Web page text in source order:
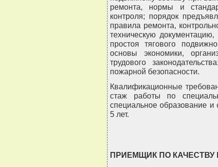
ремонта, нормы и
контроля; порядок
правила ремонта,
техническую
простоя тягового
основы экономики,
трудового
пожарной безопасности.
Квалификационные
стаж работы по
специальное образование
5 лет.
ПРИЕМЩИК ПО КАЧЕСТВУ